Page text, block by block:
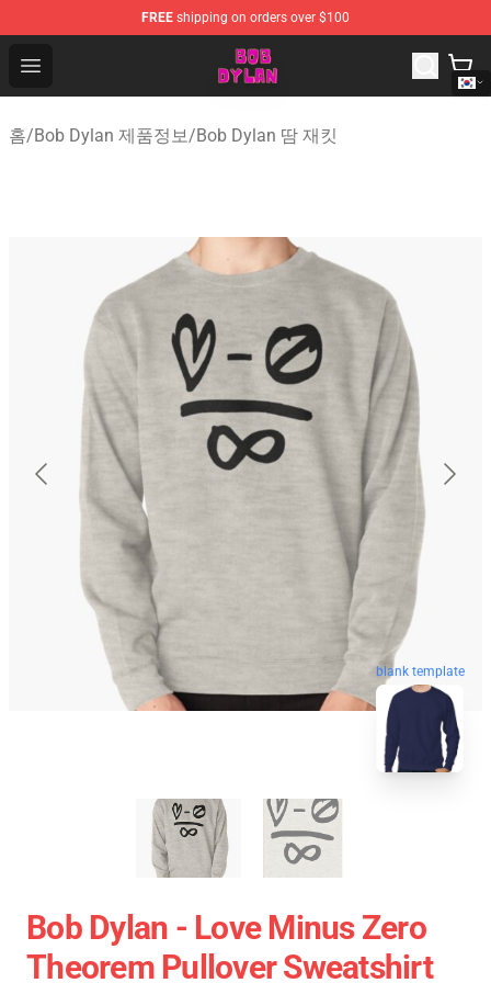
FREE shipping on orders over $100
Open menu
Bob Dylan Store - Official Bob Dylan Merchandise Shop
홈/Bob Dylan 제품정보/Bob Dylan 땀 재킷
blank template
Bob Dylan - Love Minus Zero
Theorem Pullover Sweatshirt